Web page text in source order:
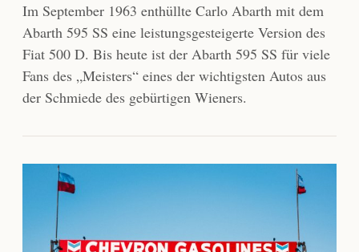
Im September 1963 enthüllte Carlo Abarth mit dem
Abarth 595 SS eine leistungsgesteigerte Version des
Fiat 500 D. Bis heute ist der Abarth 595 SS für viele
Fans des „Meisters“ eines der wichtigsten Autos aus
der Schmiede des gebürtigen Wieners.